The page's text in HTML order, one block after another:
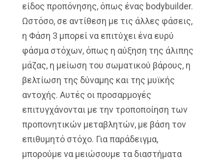
είδος προπόνησης, όπως ένας bodybuilder.
Ωστόσο, σε αντίθεση με τις άλλες φάσεις,
η Φάση 3 μπορεί να επιτύχει ένα ευρύ
φάσμα στόχων, όπως η αύξηση της άλιπης
μάζας, η μείωση του σωματικού βάρους, η
βελτίωση της δύναμης και της μυϊκής
αντοχής. Αυτές οι προσαρμογές
επιτυγχάνονται με την τροποποίηση των
προπονητικών μεταβλητών, με βάση τον
επιθυμητό στόχο. Για παράδειγμα,
μπορούμε να μειώσουμε τα διαστήματα